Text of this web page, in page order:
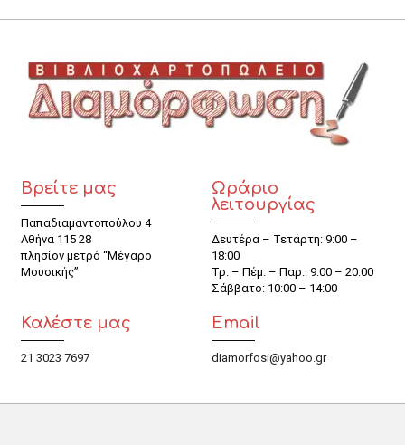
Βρείτε μας
Παπαδιαμαντοπούλου 4
Αθήνα 115 28
πλησίον μετρό “Μέγαρο
Μουσικής”
Ωράριο
λειτουργίας
Δευτέρα – Τετάρτη: 9:00 –
18:00
Τρ. – Πέμ. – Παρ.: 9:00 – 20:00
Σάββατο: 10:00 – 14:00
Καλέστε μας
21 3023 7697
Email
diamorfosi@yahoo.gr